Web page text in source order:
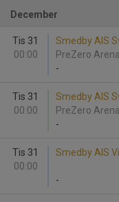
December
Tis 31
00:00
Smedby AIS
PreZero Arena
-
Tis 31
00:00
Smedby AIS
PreZero Arena
-
Tis 31
00:00
Smedby AIS
-